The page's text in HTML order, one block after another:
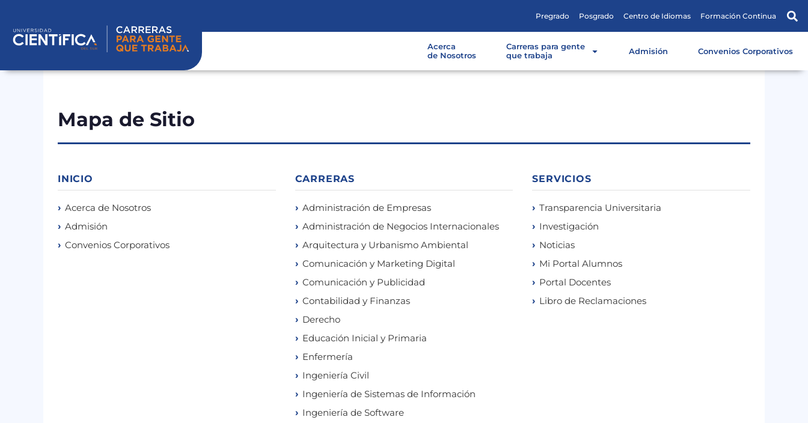
contenido
Pregrado Posgrado Centro de Idiomas Formación Continua
Acerca
de Nosotros
Carreras para gente
que trabaja
Admisión Convenios Corporativos
Mapa de Sitio
INICIO
Acerca de Nosotros
Admisión
Convenios Corporativos
CARRERAS
Administración de Empresas
Administración de Negocios Internacionales
Arquitectura y Urbanismo Ambiental
Comunicación y Marketing Digital
Comunicación y Publicidad
Contabilidad y Finanzas
Derecho
Educación Inicial y Primaria
Enfermería
Ingeniería Civil
Ingeniería de Sistemas de Información
Ingeniería de Software
SERVICIOS
Transparencia Universitaria
Investigación
Noticias
Mi Portal Alumnos
Portal Docentes
Libro de Reclamaciones